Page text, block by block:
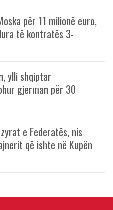
për 11 milionë euro,
të kontratës 3-
ylli shqiptar
gjerman për 30
e Federatës, nis
që ishte në Kupën